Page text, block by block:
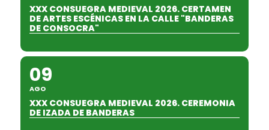
XXX CONSUEGRA MEDIEVAL 2026. CERTAMEN
DE ARTES ESCÉNICAS EN LA CALLE "BANDERAS
DE CONSOCRA"
09
AGO
XXX CONSUEGRA MEDIEVAL 2026. CEREMONIA
DE IZADA DE BANDERAS